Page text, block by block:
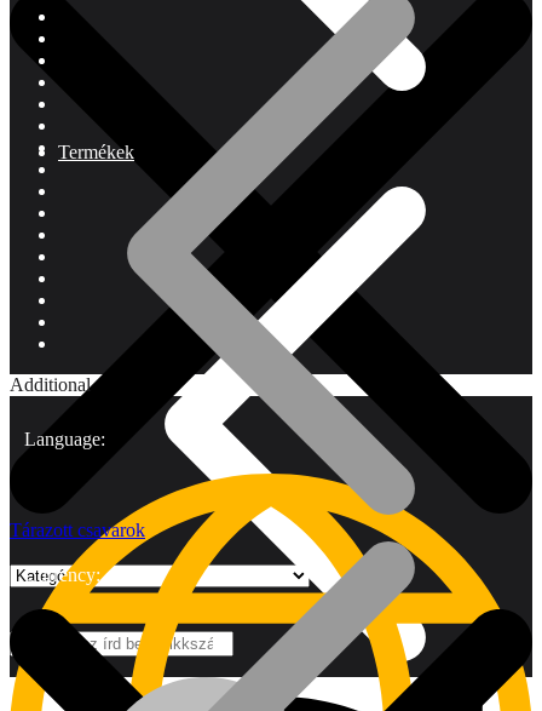
Termékek
Additional
Language:
Currency:
Tárazott csavarok